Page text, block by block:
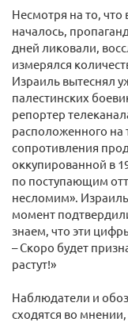
Несмотря на то, что
началось,
дней ликовали,
измерялся
Израиль вытеснял
палестинских
репортер
расположенного на
сопротивления
оккупированной в
по поступающим
несломим».
момент
знаем, что эти
– Скоро будет
растут!»
Наблюдатели и
сходятся во